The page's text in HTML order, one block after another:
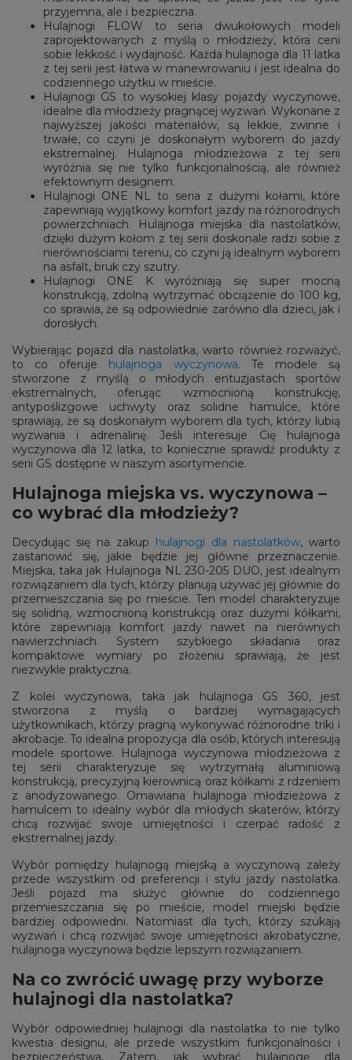
przyjemna, ale i bezpieczna.
Hulajnogi FLOW to seria dwukołowych modeli
zaprojektowanych z myślą o młodzieży, która ceni
sobie lekkość i wydajność. Każda hulajnoga dla 11 latka
z tej serii jest łatwa w manewrowaniu i jest idealna do
codziennego użytku w mieście.
Hulajnogi GS to wysokiej klasy pojazdy wyczynowe,
idealne dla młodzieży pragnącej wyzwań. Wykonane z
najwyższej jakości materiałów, są lekkie, zwinne i
trwałe, co czyni je doskonałym wyborem do jazdy
ekstremalnej. Hulajnoga młodzieżowa z tej serii
wyróżnia się nie tylko funkcjonalnością, ale również
efektownym designem.
Hulajnogi ONE NL to seria z dużymi kołami, które
zapewniają wyjątkowy komfort jazdy na różnorodnych
powierzchniach. Hulajnoga miejska dla nastolatków,
dzięki dużym kołom z tej serii doskonale radzi sobie z
nierównościami terenu, co czyni ją idealnym wyborem
na asfalt, bruk czy szutry.
Hulajnogi ONE K wyróżniają się super mocną
konstrukcją, zdolną wytrzymać obciążenie do 100 kg,
co sprawia, że są odpowiednie zarówno dla dzieci, jak i
dorosłych.
Wybierając pojazd dla nastolatka, warto również rozważyć,
to co oferuje hulajnoga wyczynowa. Te modele są
stworzone z myślą o młodych entuzjastach sportów
ekstremalnych, oferując wzmocnioną konstrukcję,
antypoślizgowe uchwyty oraz solidne hamulce, które
sprawiają, że są doskonałym wyborem dla tych, którzy lubią
wyzwania i adrenalinę. Jeśli interesuje Cię hulajnoga
wyczynowa dla 12 latka, to koniecznie sprawdź produkty z
serii GS dostępne w naszym asortymencie.
Hulajnoga miejska vs. wyczynowa –
co wybrać dla młodzieży?
Decydując się na zakup hulajnogi dla nastolatków, warto
zastanowić się, jakie będzie jej główne przeznaczenie.
Miejska, taka jak Hulajnoga NL 230-205 DUO, jest idealnym
rozwiązaniem dla tych, którzy planują używać jej głównie do
przemieszczania się po mieście. Ten model charakteryzuje
się solidną, wzmocnioną konstrukcją oraz dużymi kółkami,
które zapewniają komfort jazdy nawet na nierównych
nawierzchniach. System szybkiego składania oraz
kompaktowe wymiary po złożeniu sprawiają, że jest
niezwykle praktyczna.
Z kolei wyczynowa, taka jak hulajnoga GS 360, jest
stworzona z myślą o bardziej wymagających
użytkownikach, którzy pragną wykonywać różnorodne triki i
akrobacje. To idealna propozycja dla osób, których interesują
modele sportowe. Hulajnoga wyczynowa młodzieżowa z
tej serii charakteryzuje się wytrzymałą aluminiową
konstrukcją, precyzyjną kierownicą oraz kółkami z rdzeniem
z anodyzowanego. Omawiana hulajnoga młodzieżowa z
hamulcem to idealny wybór dla młodych skaterów, którzy
chcą rozwijać swoje umiejętności i czerpać radość z
ekstremalnej jazdy.
Wybór pomiędzy hulajnogą miejską a wyczynową zależy
przede wszystkim od preferencji i stylu jazdy nastolatka.
Jeśli pojazd ma służyć głównie do codziennego
przemieszczania się po mieście, model miejski będzie
bardziej odpowiedni. Natomiast dla tych, którzy szukają
wyzwań i chcą rozwijać swoje umiejętności akrobatyczne,
hulajnoga wyczynowa będzie lepszym rozwiązaniem.
Na co zwrócić uwagę przy wyborze
hulajnogi dla nastolatka?
Wybór odpowiedniej hulajnogi dla nastolatka to nie tylko
kwestia designu, ale przede wszystkim funkcjonalności i
bezpieczeństwa. Zatem, jak wybrać hulajnogę dla